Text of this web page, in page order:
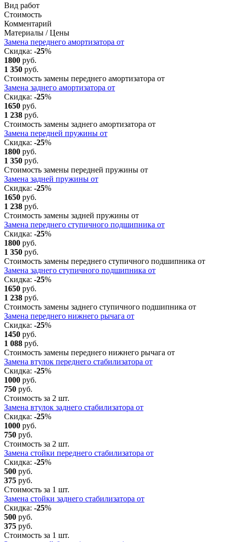
Вид работ
Стоимость
Комментарий
Материалы / Цены
Замена переднего амортизатора от
Скидка: -25%
1800 руб.
1 350 руб.
Стоимость замены переднего амортизатора от
Замена заднего амортизатора от
Скидка: -25%
1650 руб.
1 238 руб.
Стоимость замены заднего амортизатора от
Замена передней пружины от
Скидка: -25%
1800 руб.
1 350 руб.
Стоимость замены передней пружины от
Замена задней пружины от
Скидка: -25%
1650 руб.
1 238 руб.
Стоимость замены задней пружины от
Замена переднего ступичного подшипника от
Скидка: -25%
1800 руб.
1 350 руб.
Стоимость замены переднего ступичного подшипника от
Замена заднего ступичного подшипника от
Скидка: -25%
1650 руб.
1 238 руб.
Стоимость замены заднего ступичного подшипника от
Замена переднего нижнего рычага от
Скидка: -25%
1450 руб.
1 088 руб.
Стоимость замены переднего нижнего рычага от
Замена втулок переднего стабилизатора от
Скидка: -25%
1000 руб.
750 руб.
Стоимость за 2 шт.
Замена втулок заднего стабилизатора от
Скидка: -25%
1000 руб.
750 руб.
Стоимость за 2 шт.
Замена стойки переднего стабилизатора от
Скидка: -25%
500 руб.
375 руб.
Стоимость за 1 шт.
Замена стойки заднего стабилизатора от
Скидка: -25%
500 руб.
375 руб.
Стоимость за 1 шт.